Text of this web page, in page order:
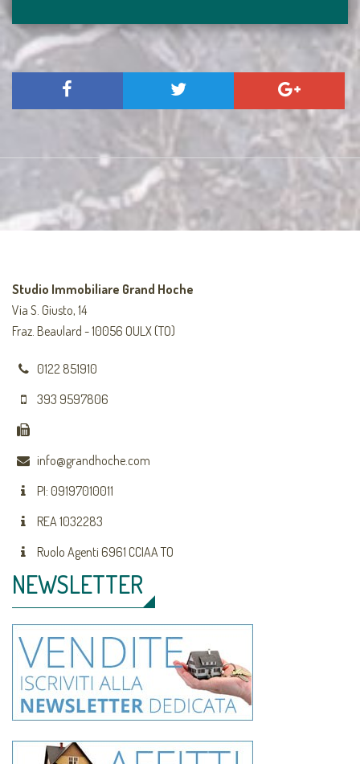
Studio Immobiliare Grand Hoche
Via S. Giusto, 14
Fraz. Beaulard - 10056 OULX (TO)
0122 851910
393 9597806
info@grandhoche.com
PI: 09197010011
REA 1032283
Ruolo Agenti 6961 CCIAA TO
NEWSLETTER